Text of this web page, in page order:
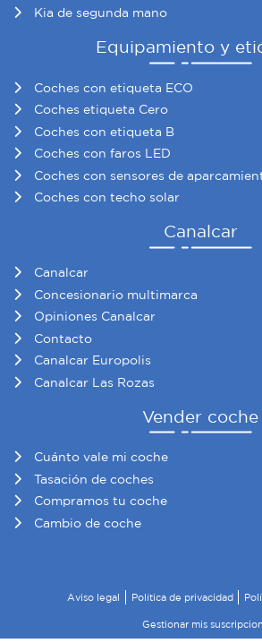
Kia de segunda mano
Equipamiento y
Coches con etiqueta ECO
Coches etiqueta Cero
Coches con etiqueta B
Coches con faros LED
Coches con sensores de
Coches con techo solar
Canalcar
Canalcar
Concesionario multimarca
Opiniones Canalcar
Contacto
Canalcar Europolis
Canalcar Las Rozas
Vender coche
Cuánto vale mi coche
Tasación de coches
Compramos tu coche
Cambio de coche
Aviso legal Política de privacidad
Gestionar mis